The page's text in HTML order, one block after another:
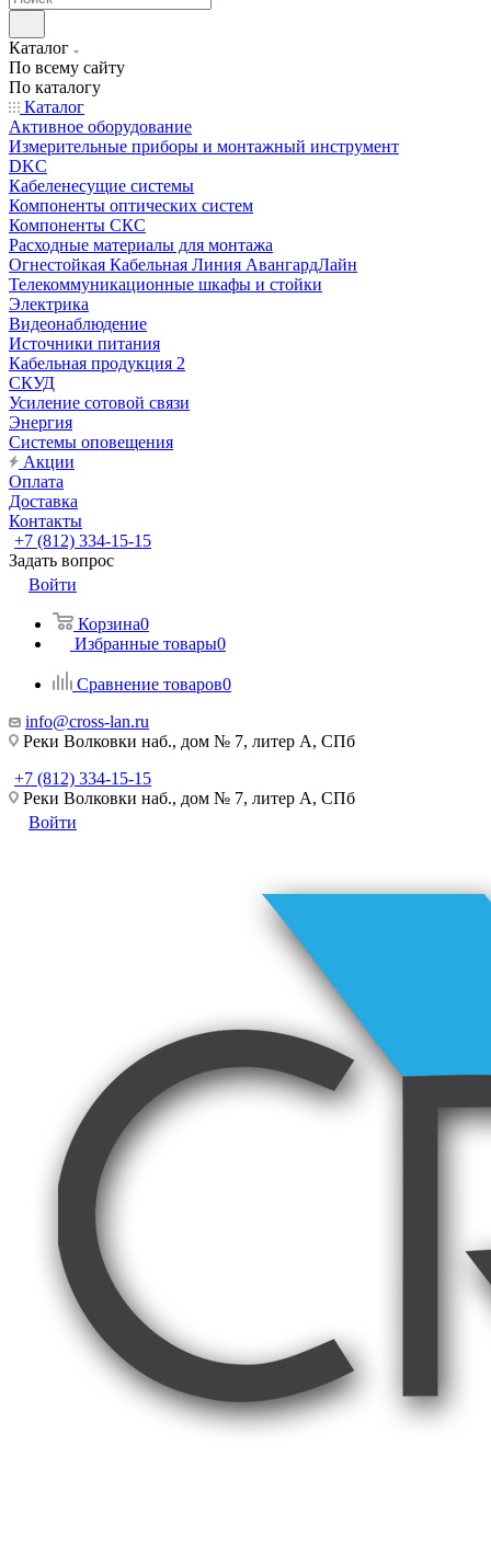
Каталог
По всему сайту
По каталогу
Каталог
Активное оборудование
Измерительные приборы и монтажный инструмент
DKC
Кабеленесущие системы
Компоненты оптических систем
Компоненты СКС
Расходные материалы для монтажа
Огнестойкая Кабельная Линия АвангардЛайн
Телекоммуникационные шкафы и стойки
Электрика
Видеонаблюдение
Источники питания
Кабельная продукция 2
СКУД
Усиление сотовой связи
Энергия
Системы оповещения
Акции
Оплата
Доставка
Контакты
+7 (812) 334-15-15
Задать вопрос
Войти
Корзина0
Избранные товары0
Сравнение товаров0
info@cross-lan.ru
Реки Волковки наб., дом № 7, литер А, СПб
+7 (812) 334-15-15
Реки Волковки наб., дом № 7, литер А, СПб
Войти